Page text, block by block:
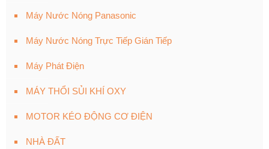
Máy Nước Nóng Panasonic
Máy Nước Nóng Trực Tiếp Gián Tiếp
Máy Phát Điện
MÁY THỔI SỦI KHÍ OXY
MOTOR KÉO ĐỘNG CƠ ĐIỆN
NHÀ ĐẤT